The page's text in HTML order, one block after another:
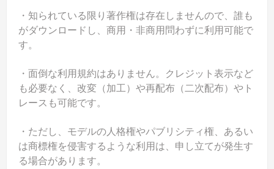
・知られている限り著作権は存在しませんので、誰も
がダウンロードし、商用・非商用問わずに利用可能で
す。
・面倒な利用規約はありません。クレジット表示など
も必要なく、改変（加工）や再配布（二次配布）やト
レースも可能です。
・ただし、モデルの人格権やパブリシティ権、あるい
は商標権を侵害するような利用は、申し立てが発生す
る場合があります。